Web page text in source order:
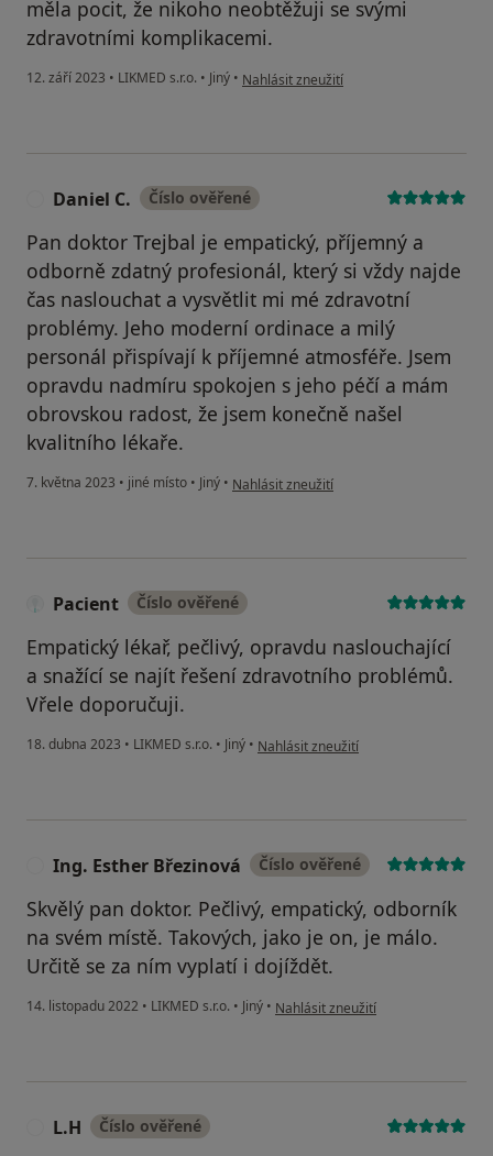
měla pocit, že nikoho neobtěžuji se svými
zdravotními komplikacemi.
12. září 2023 • LIKMED s.r.o. • Jiný • podle názoru uživatele E. Z.
Nahlásit zneužití
Daniel C. Číslo ověřené
Pan doktor Trejbal je empatický, příjemný a
odborně zdatný profesionál, který si vždy najde
čas naslouchat a vysvětlit mi mé zdravotní
problémy. Jeho moderní ordinace a milý
personál přispívají k příjemné atmosféře. Jsem
opravdu nadmíru spokojen s jeho péčí a mám
obrovskou radost, že jsem konečně našel
kvalitního lékaře.
7. května 2023 • jiné místo • Jiný • podle názoru uživatele Daniel C.
Nahlásit zneužití
Pacient Číslo ověřené
Empatický lékař, pečlivý, opravdu naslouchající
a snažící se najít řešení zdravotního problémů.
Vřele doporučuji.
18. dubna 2023 • LIKMED s.r.o. • Jiný • podle názoru uživatele Pacient
Nahlásit zneužití
Ing. Esther Březinová Číslo ověřené
Skvělý pan doktor. Pečlivý, empatický, odborník
na svém místě. Takových, jako je on, je málo.
Určitě se za ním vyplatí i dojíždět.
14. listopadu 2022 • LIKMED s.r.o. • Jiný • podle názoru uživatele Ing. Esther
Nahlásit zneužití
L.H Číslo ověřené